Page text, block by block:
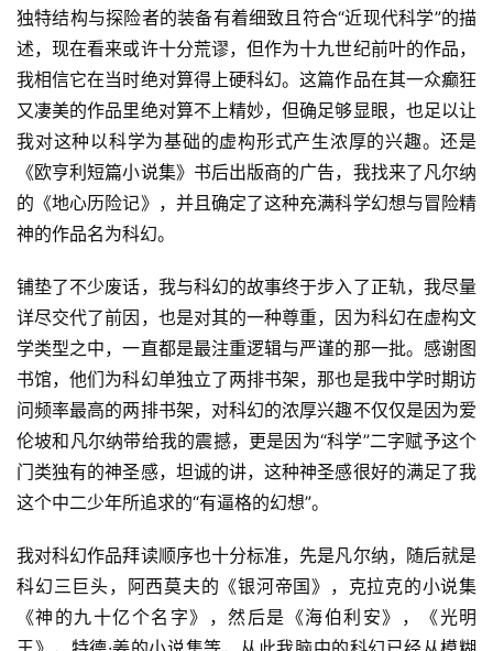
独特结构与探险者的装备有着细致且符合“近现代科学”的描
述，现在看来或许十分荒谬，但作为十九世纪前叶的作品，
我相信它在当时绝对算得上硬科幻。这篇作品在其一众癫狂
又凄美的作品里绝对算不上精妙，但确足够显眼，也足以让
我对这种以科学为基础的虚构形式产生浓厚的兴趣。还是
《欧亨利短篇小说集》书后出版商的广告，我找来了凡尔纳
的《地心历险记》，并且确定了这种充满科学幻想与冒险精
神的作品名为科幻。
铺垫了不少废话，我与科幻的故事终于步入了正轨，我尽量
详尽交代了前因，也是对其的一种尊重，因为科幻在虚构文
学类型之中，一直都是最注重逻辑与严谨的那一批。感谢图
书馆，他们为科幻单独立了两排书架，那也是我中学时期访
问频率最高的两排书架，对科幻的浓厚兴趣不仅仅是因为爱
伦坡和凡尔纳带给我的震撼，更是因为“科学”二字赋予这个
门类独有的神圣感，坦诚的讲，这种神圣感很好的满足了我
这个中二少年所追求的“有逼格的幻想”。
我对科幻作品拜读顺序也十分标准，先是凡尔纳，随后就是
科幻三巨头，阿西莫夫的《银河帝国》，克拉克的小说集
《神的九十亿个名字》，然后是《海伯利安》，《光明